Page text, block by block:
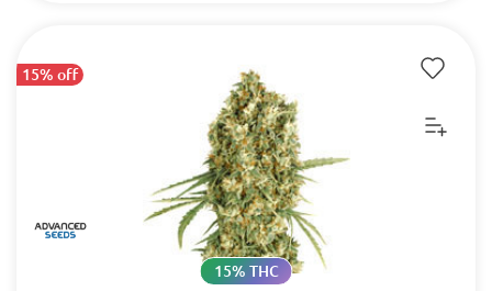
15% off
15% THC